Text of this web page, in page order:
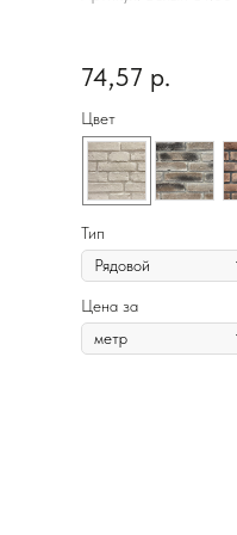
74,57 р.
Цвет
Тип
Цена за